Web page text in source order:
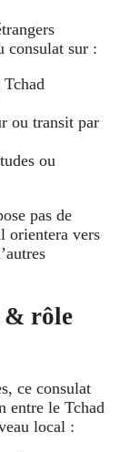
consulat sur :
ou transit par
ou
pas de
orientera vers
& rôle
ce consulat
entre le Tchad
local :